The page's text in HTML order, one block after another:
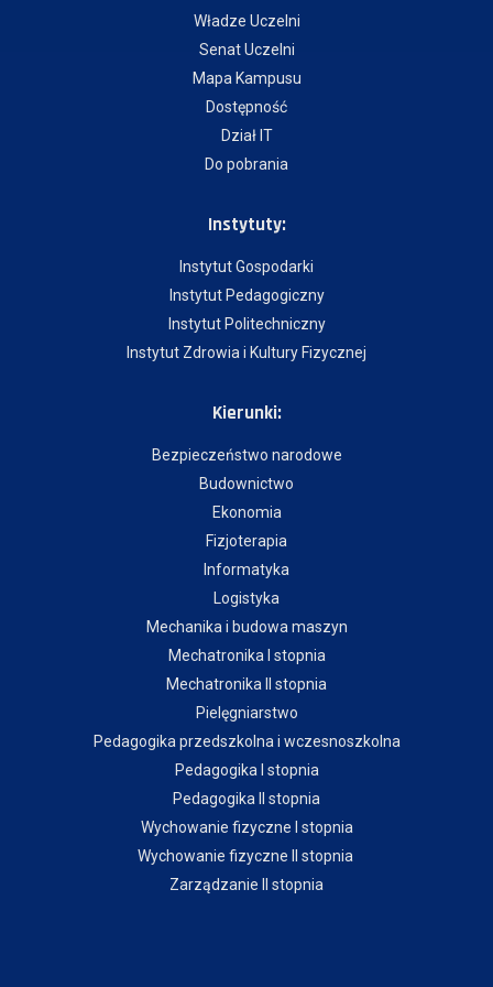
Władze Uczelni
Senat Uczelni
Mapa Kampusu
Dostępność
Dział IT
Do pobrania
Instytuty:
Instytut Gospodarki
Instytut Pedagogiczny
Instytut Politechniczny
Instytut Zdrowia i Kultury Fizycznej
Kierunki:
Bezpieczeństwo narodowe
Budownictwo
Ekonomia
Fizjoterapia
Informatyka
Logistyka
Mechanika i budowa maszyn
Mechatronika I stopnia
Mechatronika II stopnia
Pielęgniarstwo
Pedagogika przedszkolna i wczesnoszkolna
Pedagogika I stopnia
Pedagogika II stopnia
Wychowanie fizyczne I stopnia
Wychowanie fizyczne II stopnia
Zarządzanie II stopnia